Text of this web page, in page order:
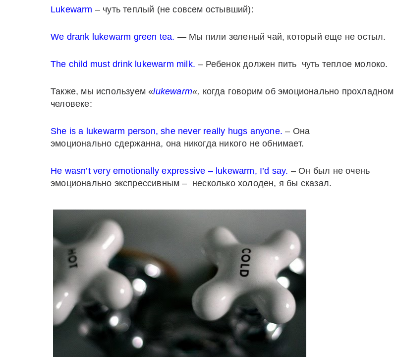
Lukewarm – чуть теплый (не совсем остывший):
We drank lukewarm green tea. — Мы пили зеленый чай, который еще не остыл.
The child must drink lukewarm milk. – Ребенок должен пить чуть теплое молоко.
Также, мы используем «lukewarm«, когда говорим об эмоционально прохладном
человеке:
She is a lukewarm person, she never really hugs anyone. – Она
эмоционально сдержанна, она никогда никого не обнимает.
He wasn’t very emotionally expressive – lukewarm, I’d say. – Он был не очень
эмоционально экспрессивным – несколько холоден, я бы сказал.